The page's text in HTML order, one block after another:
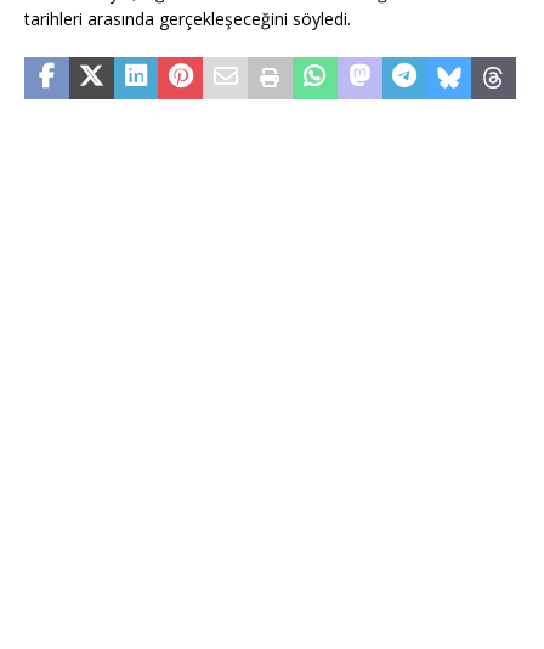
tarihleri arasında gerçekleşeceğini söyledi.